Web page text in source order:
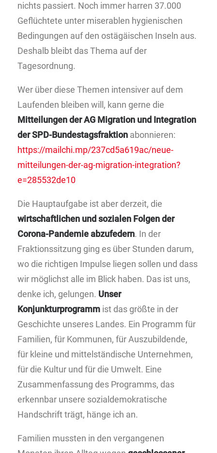
nichts passiert. Noch immer harren 37.000
Geflüchtete unter miserablen hygienischen
Bedingungen auf den ostägäischen Inseln aus.
Deshalb bleibt das Thema auf der
Tagesordnung.
Wer über diese Themen intensiver auf dem
Laufenden bleiben will, kann gerne die
Mitteilungen der AG Migration und Integration
der SPD-Bundestagsfraktion abonnieren:
https://mailchi.mp/237cd5a619ac/neue-
mitteilungen-der-ag-migration-integration?
e=285532de10
Die Hauptaufgabe ist aber derzeit, die
wirtschaftlichen und sozialen Folgen der
Corona-Pandemie abzufedern. In der
Fraktionssitzung ging es über Stunden darum,
wo die richtigen Impulse liegen sollen und dass
wir möglichst alle im Blick haben. Das ist uns,
denke ich, gelungen. Unser
Konjunkturprogramm ist das größte in der
Geschichte unseres Landes. Ein Programm für
Familien, für Kommunen, für Auszubildende,
für kleine und mittelständische Unternehmen,
für die Kultur und für die Umwelt. Eine
Zusammenfassung des Programms, das
erkennbar unsere sozialdemokratische
Handschrift trägt, hänge ich an.
Familien mussten in den vergangenen